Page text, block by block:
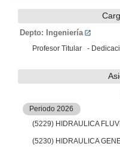
Depto: Ingeniería
Profesor Titular -
Periodo 2026
(5229) HIDRAULICA
(5230) HIDRAULICA